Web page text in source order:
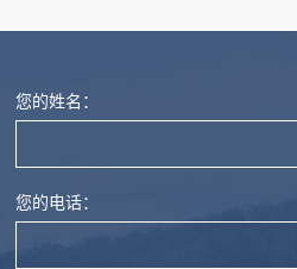
您的姓名：
您的电话：